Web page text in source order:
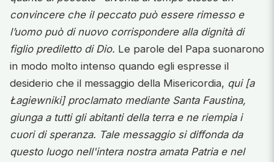
convincere che il peccato può essere rimesso e
l’uomo può di nuovo corrispondere alla dignità di
figlio prediletto di Dio. Le parole del Papa suonarono
in modo molto intenso quando egli espresse il
desiderio che il messaggio della Misericordia, qui [a
Łagiewniki] proclamato mediante Santa Faustina,
giunga a tutti gli abitanti della terra e ne riempia i
cuori di speranza. Tale messaggio si diffonda da
questo luogo nell'intera nostra amata Patria e nel